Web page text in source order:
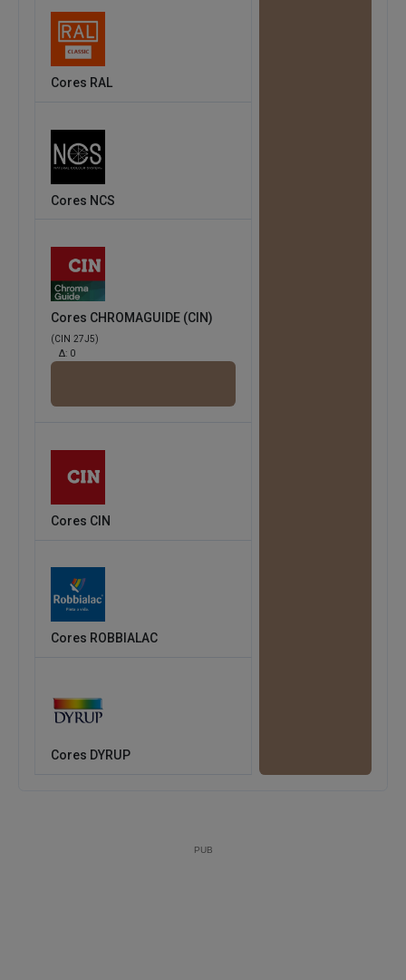
Cores RAL
Cores NCS
Cores CHROMAGUIDE (CIN)
(CIN 27J5)
Δ: 0
Cores CIN
Cores ROBBIALAC
Cores DYRUP